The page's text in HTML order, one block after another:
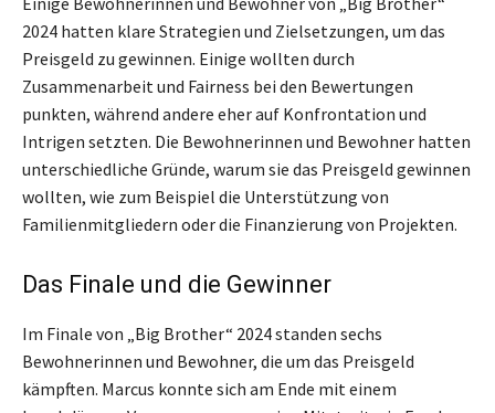
2024 hatten klare Strategien und Zielsetzungen, um das
Preisgeld zu gewinnen. Einige wollten durch
Zusammenarbeit und Fairness bei den Bewertungen
punkten, während andere eher auf Konfrontation und
Intrigen setzten. Die Bewohnerinnen und Bewohner hatten
unterschiedliche Gründe, warum sie das Preisgeld gewinnen
wollten, wie zum Beispiel die Unterstützung von
Familienmitgliedern oder die Finanzierung von Projekten.
Das Finale und die Gewinner
Im Finale von „Big Brother“ 2024 standen sechs
Bewohnerinnen und Bewohner, die um das Preisgeld
kämpften. Marcus konnte sich am Ende mit einem